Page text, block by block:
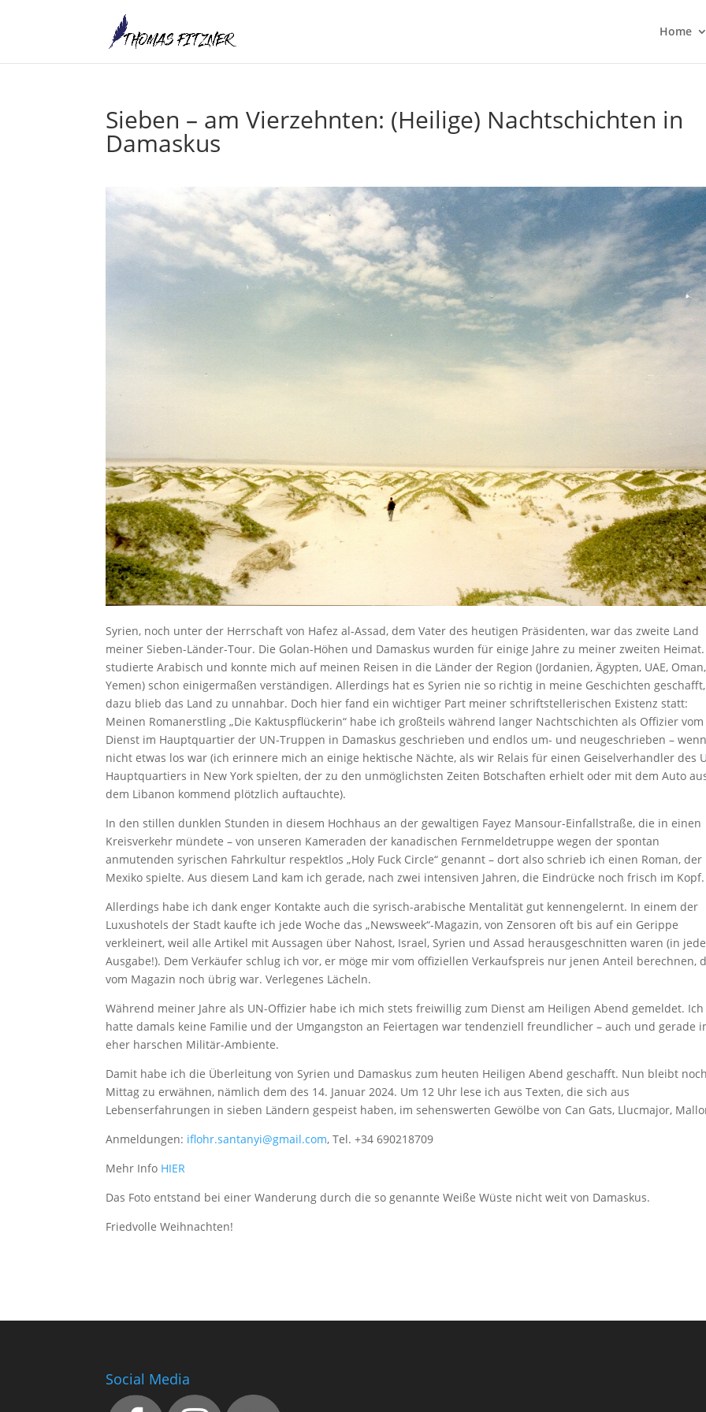
Home
Sieben – am Vierzehnten: (Heilige) Nachtschichten in
Damaskus
Syrien, noch unter der Herrschaft von Hafez al-Assad, dem Vater des heutigen Präsidenten, war das zweite Land
meiner Sieben-Länder-Tour. Die Golan-Höhen und Damaskus wurden für einige Jahre zu meiner zweiten
studierte Arabisch und konnte mich auf meinen Reisen in die Länder der Region (Jordanien, Ägypten, UAE, Oman,
Yemen) schon einigermaßen verständigen. Allerdings hat es Syrien nie so richtig in meine Geschichten geschafft,
dazu blieb das Land zu unnahbar. Doch hier fand ein wichtiger Part meiner schriftstellerischen Existenz statt:
Meinen Romanerstling „Die Kaktuspflückerin“ habe ich großteils während langer Nachtschichten als Offizier vom
Dienst im Hauptquartier der UN-Truppen in Damaskus geschrieben und endlos um- und neugeschrieben – wenn
nicht etwas los war (ich erinnere mich an einige hektische Nächte, als wir Relais für einen Geiselverhandler des
Hauptquartiers in New York spielten, der zu den unmöglichsten Zeiten Botschaften erhielt oder mit dem Auto
dem Libanon kommend plötzlich auftauchte).
In den stillen dunklen Stunden in diesem Hochhaus an der gewaltigen Fayez Mansour-Einfallstraße, die in einen
Kreisverkehr mündete – von unseren Kameraden der kanadischen Fernmeldetruppe wegen der spontan
anmutenden syrischen Fahrkultur respektlos „Holy Fuck Circle“ genannt – dort also schrieb ich einen Roman, der
Mexiko spielte. Aus diesem Land kam ich gerade, nach zwei intensiven Jahren, die Eindrücke noch frisch im Kopf.
Allerdings habe ich dank enger Kontakte auch die syrisch-arabische Mentalität gut kennengelernt. In einem der
Luxushotels der Stadt kaufte ich jede Woche das „Newsweek“-Magazin, von Zensoren oft bis auf ein Gerippe
verkleinert, weil alle Artikel mit Aussagen über Nahost, Israel, Syrien und Assad herausgeschnitten waren (in
Ausgabe!). Dem Verkäufer schlug ich vor, er möge mir vom offiziellen Verkaufspreis nur jenen Anteil berechnen,
vom Magazin noch übrig war. Verlegenes Lächeln.
Während meiner Jahre als UN-Offizier habe ich mich stets freiwillig zum Dienst am Heiligen Abend gemeldet. Ich
hatte damals keine Familie und der Umgangston an Feiertagen war tendenziell freundlicher – auch und gerade
eher harschen Militär-Ambiente.
Damit habe ich die Überleitung von Syrien und Damaskus zum heuten Heiligen Abend geschafft. Nun bleibt
Mittag zu erwähnen, nämlich dem des 14. Januar 2024. Um 12 Uhr lese ich aus Texten, die sich aus
Lebenserfahrungen in sieben Ländern gespeist haben, im sehenswerten Gewölbe von Can Gats, Llucmajor,
Anmeldungen: iflohr.santanyi@gmail.com, Tel. +34 690218709
Mehr Info HIER
Das Foto entstand bei einer Wanderung durch die so genannte Weiße Wüste nicht weit von Damaskus.
Friedvolle Weihnachten!
Social Media